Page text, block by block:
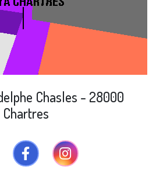
Chasles - 28000
Chartres